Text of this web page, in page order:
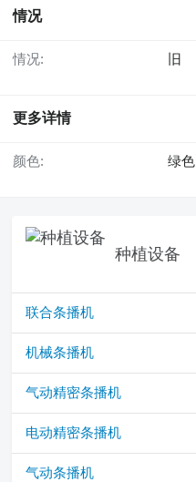
情况
情况: 旧
更多详情
颜色: 绿色
种植设备
联合条播机
机械条播机
气动精密条播机
电动精密条播机
气动条播机